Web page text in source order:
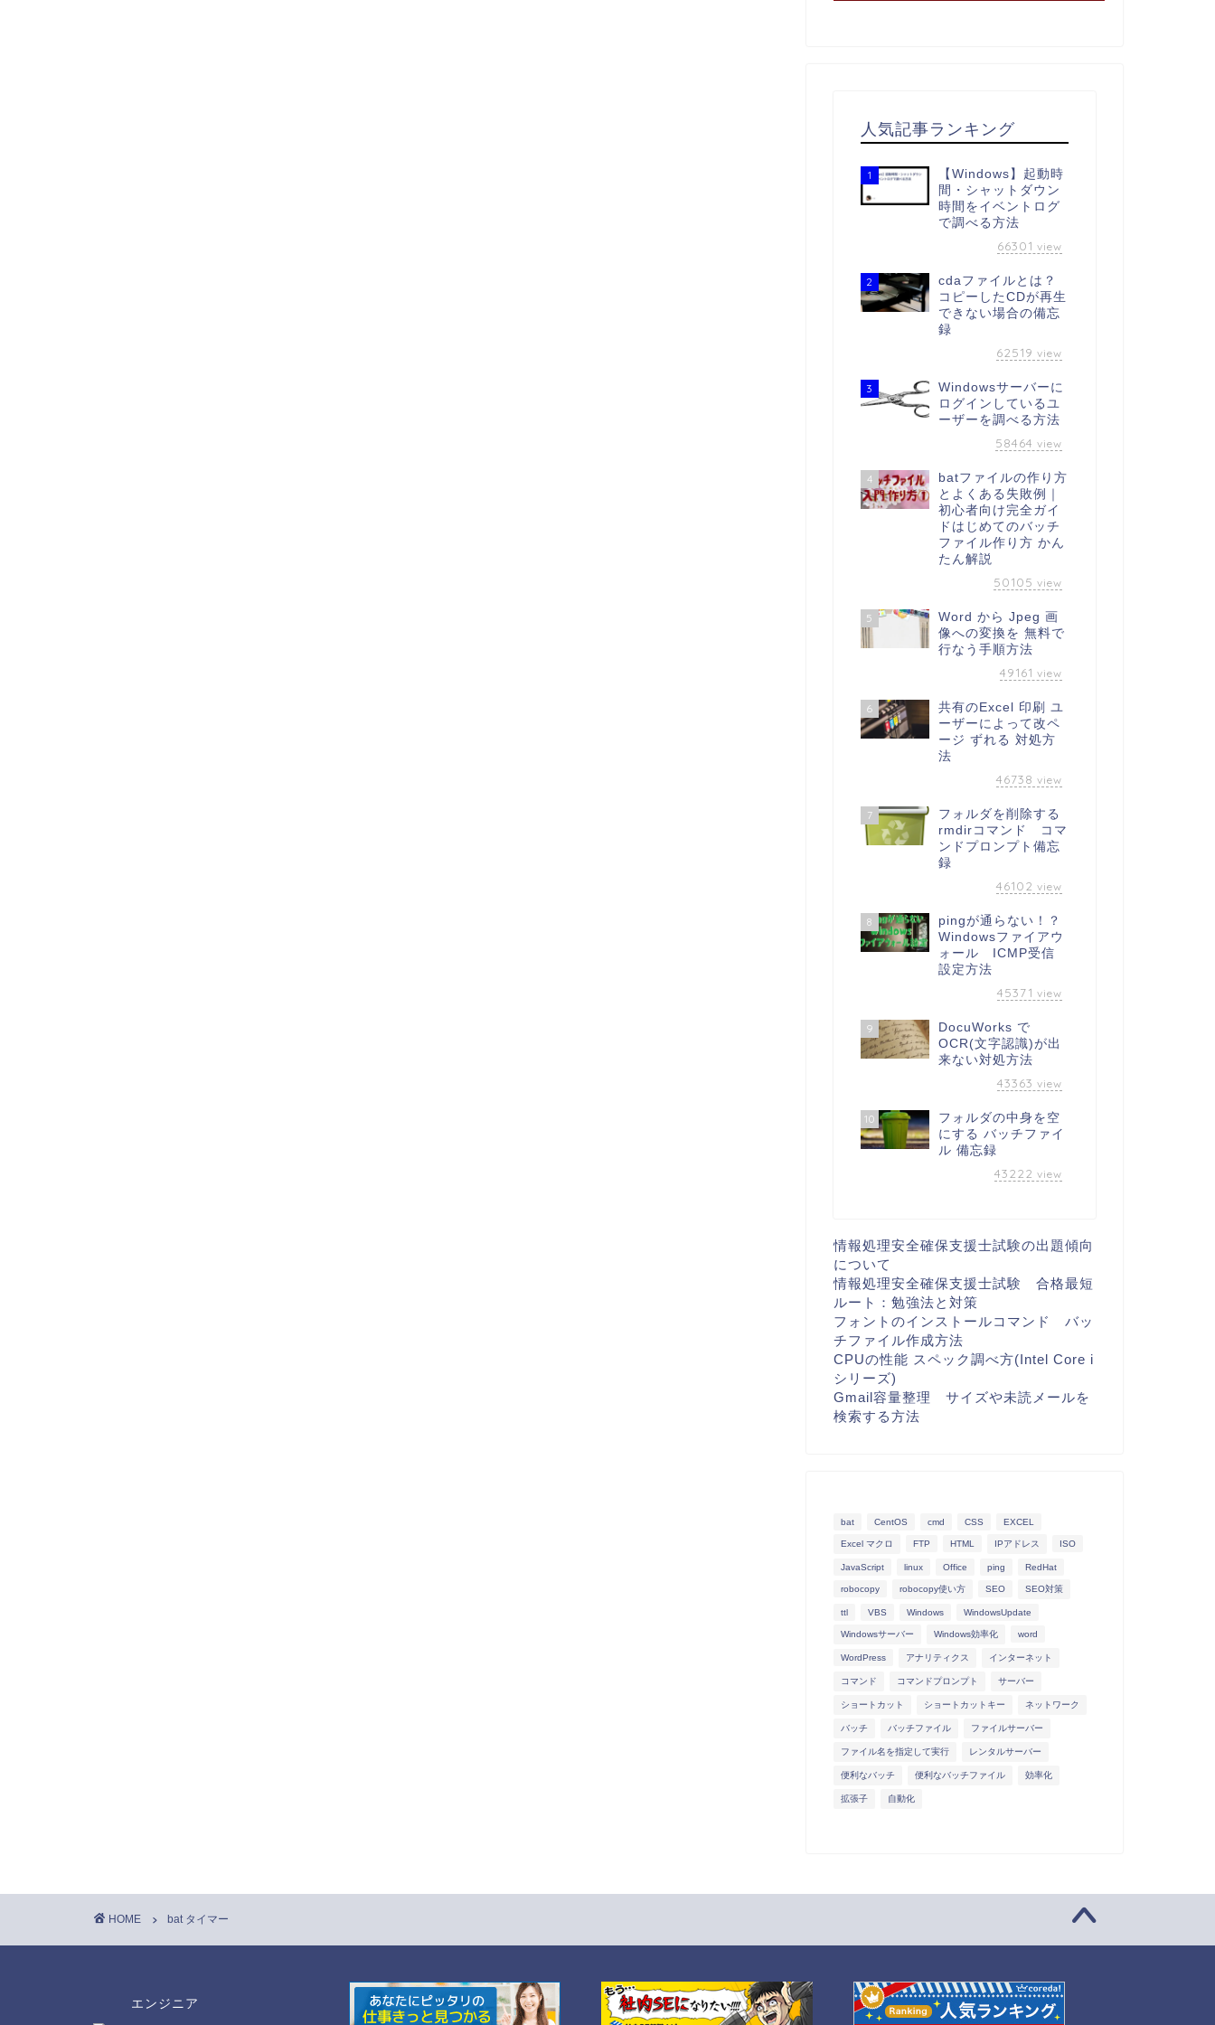
人気記事ランキング
1
【Windows】起動時
間・シャットダウン
時間をイベントログ
で調べる方法
66301 view
2
cdaファイルとは？
コピーしたCDが再生
できない場合の備忘
録
62519 view
3
Windowsサーバーに
ログインしているユ
ーザーを調べる方法
58464 view
4
batファイルの作り方
とよくある失敗例｜
初心者向け完全ガイ
ドはじめてのバッチ
ファイル作り方 かん
たん解説
50105 view
5
Word から Jpeg 画
像への変換を 無料で
行なう手順方法
49161 view
6
共有のExcel 印刷 ユ
ーザーによって改ペ
ージ ずれる 対処方
法
46738 view
7
フォルダを削除する
rmdirコマンド コマ
ンドプロンプト備忘
録
46102 view
8
pingが通らない！？
Windowsファイアウ
ォール ICMP受信
設定方法
45371 view
9
DocuWorks で
OCR(文字認識)が出
来ない対処方法
43363 view
10
フォルダの中身を空
にする バッチファイ
ル 備忘録
43222 view
情報処理安全確保支援士試験の出題傾向
について
情報処理安全確保支援士試験 合格最短
ルート：勉強法と対策
フォントのインストールコマンド バッ
チファイル作成方法
CPUの性能 スペック調べ方(Intel Core i
シリーズ)
Gmail容量整理 サイズや未読メールを
検索する方法
bat CentOS cmd CSS EXCEL
Excel マクロ FTP HTML IPアドレス ISO
JavaScript linux Office ping RedHat
robocopy robocopy使い方 SEO SEO対策
ttl VBS Windows WindowsUpdate
Windowsサーバー Windows効率化 word
WordPress アナリティクス インターネット
コマンド コマンドプロンプト サーバー
ショートカット ショートカットキー ネットワーク
バッチ バッチファイル ファイルサーバー
ファイル名を指定して実行 レンタルサーバー
便利なバッチ 便利なバッチファイル 効率化
拡張子 自動化
HOME bat タイマー
エンジニア